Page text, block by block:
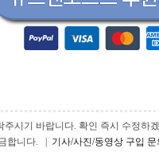
주시기 바랍니다. 확인 즉시 수정하
합니다. | 기사/사진/동영상 구입 문